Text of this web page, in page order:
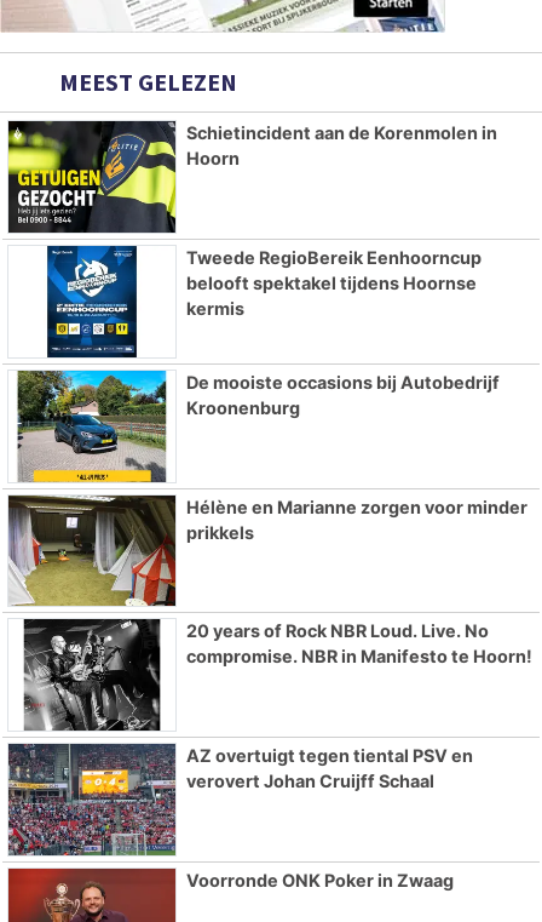
MEEST GELEZEN
Schietincident aan de Korenmolen in
Hoorn
Tweede RegioBereik Eenhoorncup
belooft spektakel tijdens Hoornse
kermis
De mooiste occasions bij Autobedrijf
Kroonenburg
Hélène en Marianne zorgen voor minder
prikkels
20 years of Rock NBR Loud. Live. No
compromise. NBR in Manifesto te Hoorn!
AZ overtuigt tegen tiental PSV en
verovert Johan Cruijff Schaal
Voorronde ONK Poker in Zwaag